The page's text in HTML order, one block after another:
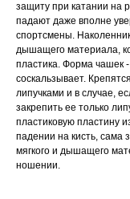
защиту при катании на
падают даже вполне
спортсмены.
дышащего материала,
пластика. Форма чашек
соскальзывает.
липучками и в случае,
закрепить ее только
пластиковую пластину
падении на кисть, сама
мягкого и дышащего
ношении.